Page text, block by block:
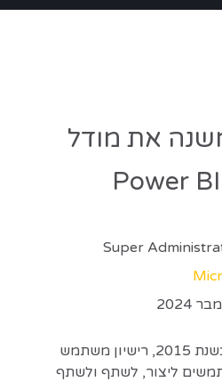
את מודל
Super
Power BI Pro: הוצג בשנת 2015, רישיון משתמש
ליצור, לשתף ולשתף